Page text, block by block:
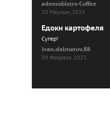
adessobistro Coffee
30 Маусым, 2025
Едоки картофеля
Cупер!
ivan.dalmatov.88
09 Февраля, 2025